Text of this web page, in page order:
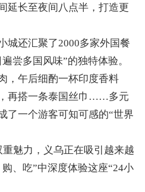
延长至夜间八点半，打造更
还汇聚了2000多家外国餐
尝多国风味”的独特体验。
，午后细酌一杯印度香料
再搭一条泰国丝巾……多元
了一个游客可知可感的“世界
魅力，义乌正在吸引越来越
、吃”中深度体验这座“24小